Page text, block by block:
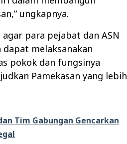
ungkapnya.
para pejabat dan ASN
dapat melaksanakan
pokok dan fungsinya
Pamekasan yang lebih
Tim Gabungan Gencarkan